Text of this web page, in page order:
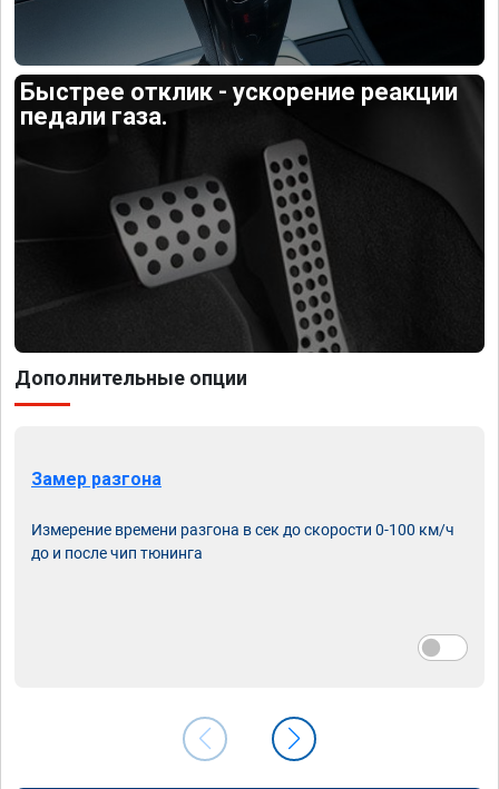
Быстрее отклик - ускорение реакции
педали газа.
Дополнительные опции
Замер разгона
Измерение времени разгона в сек до скорости 0-100 км/ч
до и после чип тюнинга